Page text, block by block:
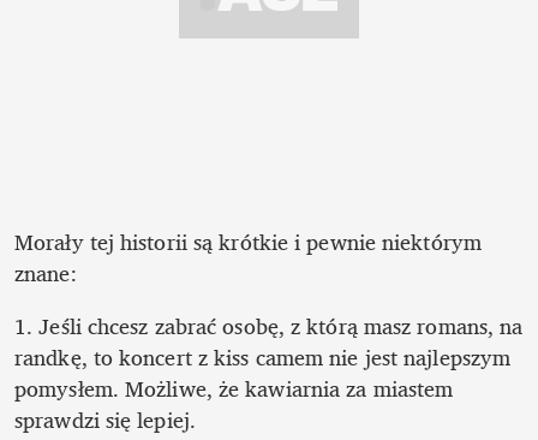
Morały tej historii są krótkie i pewnie niektórym
znane:
1. Jeśli chcesz zabrać osobę, z którą masz romans, na
randkę, to koncert z kiss camem nie jest najlepszym
pomysłem. Możliwe, że kawiarnia za miastem
sprawdzi się lepiej.